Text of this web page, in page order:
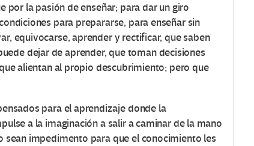
por la pasión de enseñar; para dar un giro
para prepararse, para enseñar sin
equivocarse, aprender y rectificar, que saben
dejar de aprender, que toman decisiones
alientan al propio descubrimiento; pero que
para el aprendizaje donde la
a la imaginación a salir a caminar de la mano
impedimento para que el conocimiento les